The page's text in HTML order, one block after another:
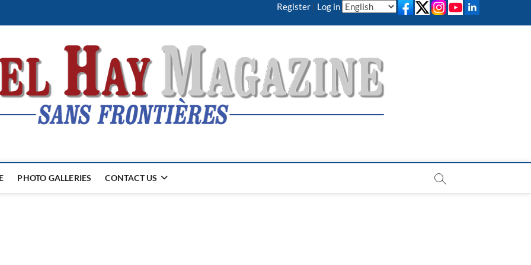
Register | Log in
PHOTO GALLERIES CONTACT US